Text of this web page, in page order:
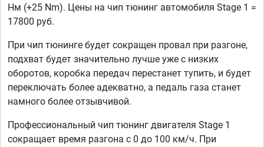
Нм (+25 Nm). Цены на чип тюнинг автомобиля Stage 1 =
17800 руб.
При чип тюнинге будет сокращен провал при разгоне,
подхват будет значительно лучше уже с низких
оборотов, коробка передач перестанет тупить, и будет
переключать более адекватно, а педаль газа станет
намного более отзывчивой.
Профессиональный чип тюнинг двигателя Stage 1
сокращает время разгона с 0 до 100 км/ч. При